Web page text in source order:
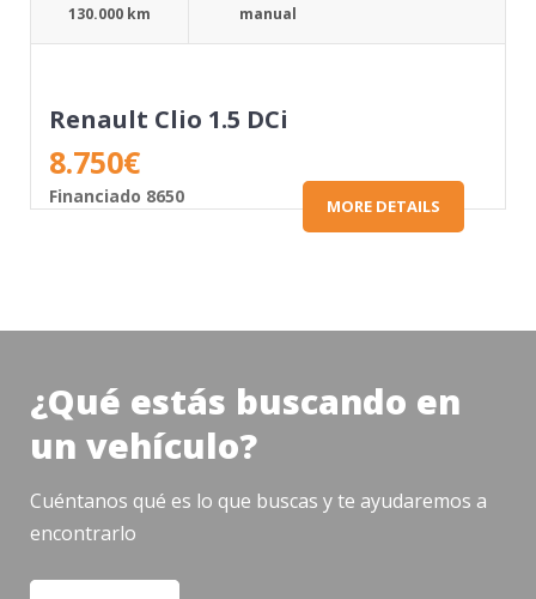
130.000 km manual
Renault Clio 1.5 DCi
8.750€
Financiado 8650 MORE DETAILS
¿Qué estás buscando en
un vehículo?
Cuéntanos qué es lo que buscas y te ayudaremos a
encontrarlo